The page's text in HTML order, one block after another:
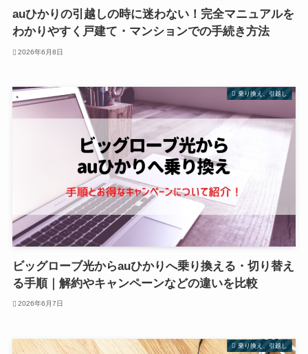
auひかりの引越しの時に迷わない！完全マニュアルを
わかりやすく戸建て・マンションでの手続き方法
2026年6月8日
乗り換え、引越し
ビッグローブ光からauひかりへ乗り換える・切り替え
る手順｜解約やキャンペーンなどの違いを比較
2026年6月7日
乗り換え、引越し